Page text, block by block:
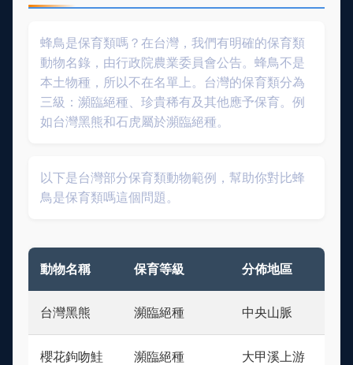
蜂鳥是保育類嗎？在台灣，我們有明確的保育類
動物名錄，由行政院農業委員會公告。蜂鳥不是
本土物種，所以不在名單上。台灣的保育類分為
三級：瀕臨絕種、珍貴稀有及其他應予保育。例
如台灣黑熊和石虎屬於瀕臨絕種。
以下是台灣部分保育類動物範例，幫助你對比蜂
鳥是保育類嗎這個問題。
動物名稱 保育等級 分佈地區
台灣黑熊 瀕臨絕種 中央山脈
櫻花鉤吻鮭 瀕臨絕種 大甲溪上游